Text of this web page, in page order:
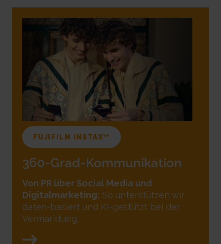
FUJIFILM INSTAX™
360-Grad-Kommunikation
Von PR über Social Media und
Digitalmarketing: So unterstützen wir
daten-basiert und KI-gestützt bei der
Vermarktung.